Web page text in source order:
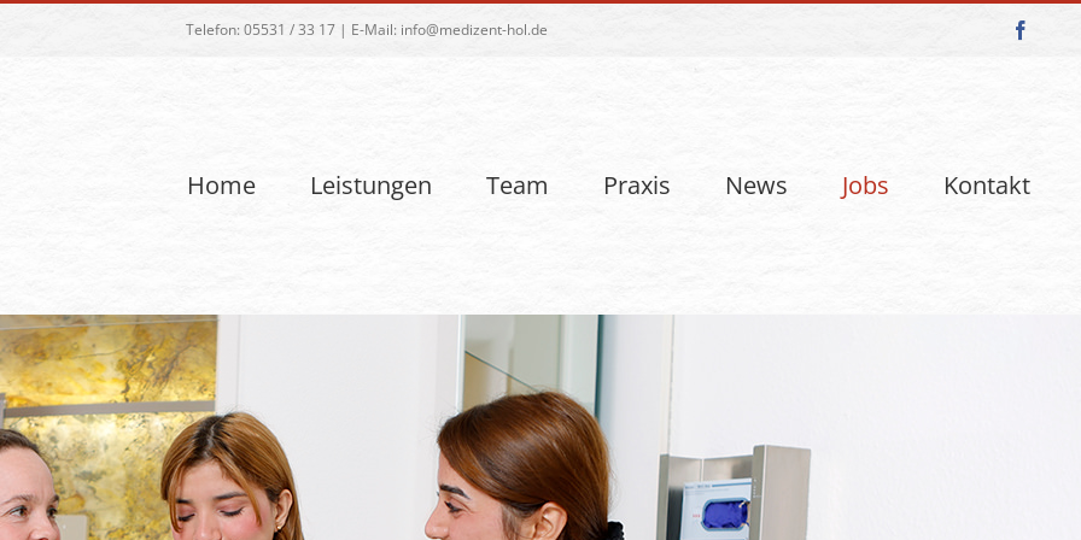
Telefon: 05531 / 33 17 | E-Mail: info@medizent-hol.de
Home Leistungen Team Praxis News Jobs Kontakt